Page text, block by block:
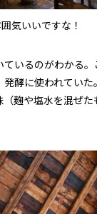
気いいですな！
いるのがわかる
発酵に使われてい
（麹や塩水を混ぜ